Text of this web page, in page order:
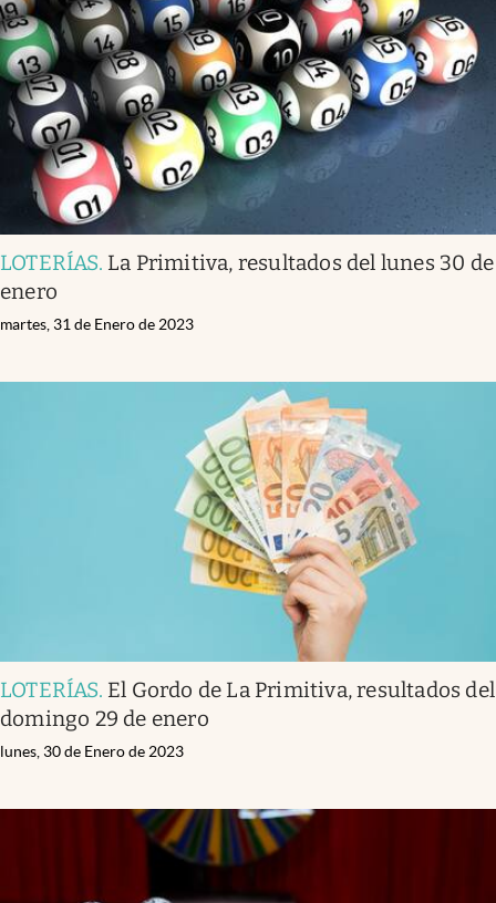
Infotechnology
Clase
Clima
Mundial 2026
Eventos Corporativos
El Cronista Studio
Mediakit
abre en nueva pestaña
Argentina
LOTERÍAS. La Primitiva, resultados del lunes 30 de
enero
martes, 31 de Enero de 2023
LOTERÍAS. El Gordo de La Primitiva, resultados del
domingo 29 de enero
lunes, 30 de Enero de 2023